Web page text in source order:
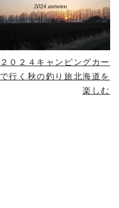
READ MORE
２０２４キャンピングカー
で行く秋の釣り旅北海道を
楽しむ